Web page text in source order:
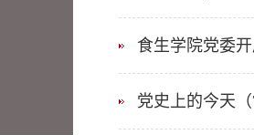
食生学院党委
党史上的今天